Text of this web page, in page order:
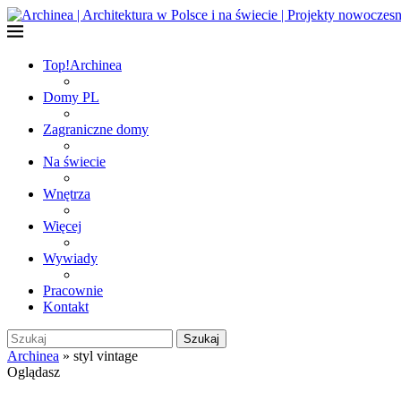
Top!Archinea
Domy PL
Zagraniczne domy
Na świecie
Wnętrza
Więcej
Wywiady
Pracownie
Kontakt
Szukaj
Archinea » styl vintage
Oglądasz